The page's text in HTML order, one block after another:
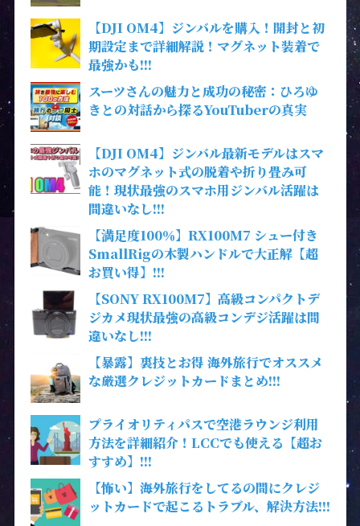
【DJI OM4】ジンバルを購入！開封と初
期設定まで詳細解説！マグネット装着で
最強かも!!!
スーツさんの魅力と成功の秘密：ひろゆ
きとの対話から探るYouTuberの真実
【DJI OM4】ジンバル最新モデルはスマ
ホのマグネット式の脱着や折り畳み可
能！現状最強のスマホ用ジンバル活躍は
間違いなし!!!
【満足度100％】RX100M7 シュー付き
SmallRigの木製ハンドルで大正解【超
お買い得】!!!
【SONY RX100M7】高級コンパクトデ
ジカメ現状最強の高級コンデジ活躍は間
違いなし!!!
【暴露】裏技とお得 海外旅行でオススメ
な厳選クレジットカードまとめ!!!
プライオリティパスで空港ラウンジ利用
方法を詳細紹介！LCCでも使える【超お
すすめ】!!!
【怖い】海外旅行をしてるの間にクレジ
ットカードで起こるトラブル、解決方法!!!